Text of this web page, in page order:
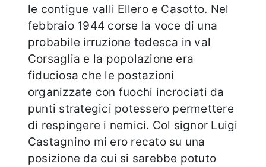
le contigue valli Ellero e Casotto. Nel
febbraio 1944 corse la voce di una
probabile irruzione tedesca in val
Corsaglia e la popolazione era
fiduciosa che le postazioni
organizzate con fuochi incrociati da
punti strategici potessero permettere
di respingere i nemici. Col signor Luigi
Castagnino mi ero recato su una
posizione da cui si sarebbe potuto